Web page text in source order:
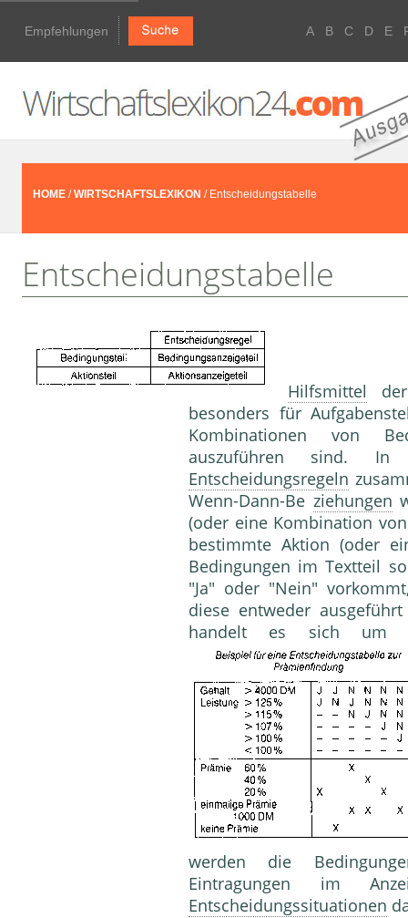
Empfehlungen A B C D E
HOME /WIRTSCHAFTSLEXIKON / Entscheidungstabelle
Entscheidungstabelle
Hilfsmittel
besonders für
Kombinationen von
auszuführen sind. In
Entscheidungsregeln
Wenn-Dann-Be ziehungen
(oder eine Kombination
bestimmte Aktion (oder
Bedingungen im Textteil
"Ja" oder "Nein"
diese entweder
handelt es sich um
werden die
Eintragungen im
Entscheidungssituationen